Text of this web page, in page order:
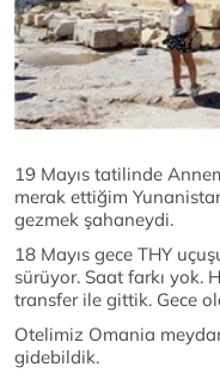
19 Mayıs tatilinde
merak ettiğim
gezmek şahaneydi.
18 Mayıs gece THY
sürüyor. Saat farkı yok.
transfer ile gittik. Gece
Otelimiz Omania
gidebildik.